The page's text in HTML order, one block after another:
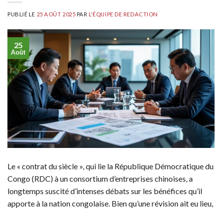
PUBLIÉ LE 25 AOÛT 2025 PARL'ÉQUIPE DE REDACTION
25
Août
Le « contrat du siècle », qui lie la République Démocratique du
Congo (RDC) à un consortium d’entreprises chinoises, a
longtemps suscité d’intenses débats sur les bénéfices qu’il
apporte à la nation congolaise. Bien qu’une révision ait eu lieu,